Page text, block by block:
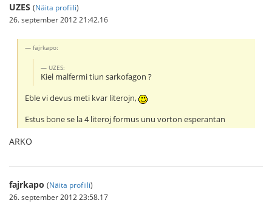
UZES (Näita profiili)
26. september 2012 21:42.16
fajrkapo:
UZES:
Kiel malfermi tiun sarkofagon ?
Eble vi devus meti kvar literojn,
Estus bone se la 4 literoj formus unu vorton esperantan
ARKO
fajrkapo (Näita profiili)
26. september 2012 23:58.17